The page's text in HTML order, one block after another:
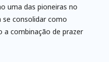
uma das pioneiras no
se consolidar como
a combinação de prazer